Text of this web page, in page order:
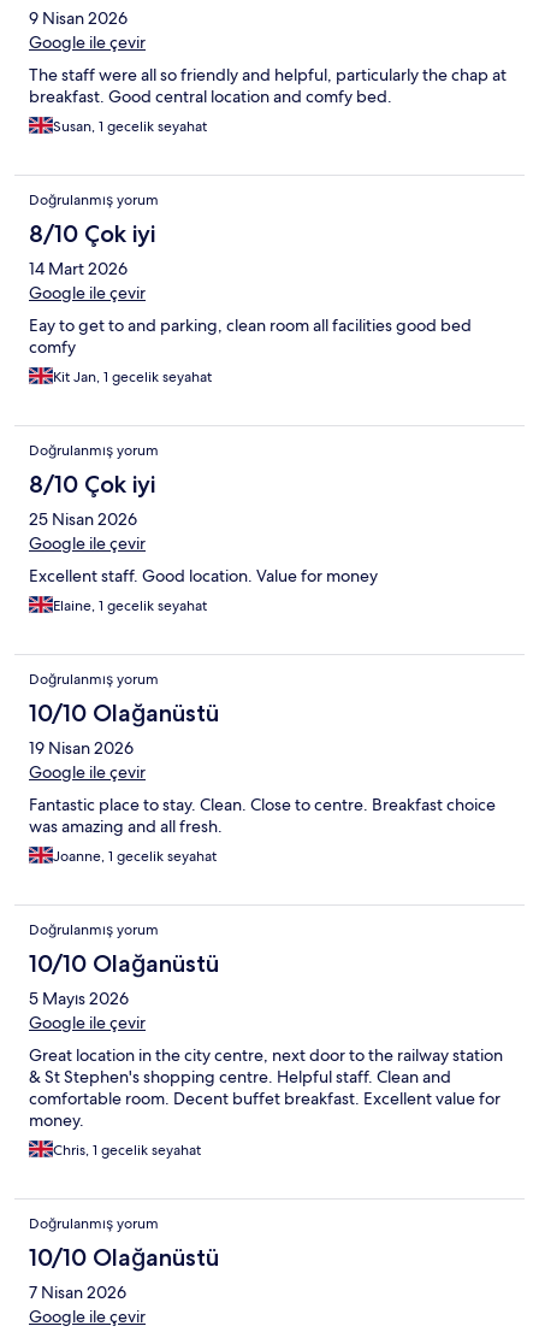
9 Nisan 2026
Google ile çevir
The staff were all so friendly and helpful, particularly the chap at
breakfast. Good central location and comfy bed.
Susan, 1 gecelik seyahat
Doğrulanmış yorum
8/10 Çok iyi
14 Mart 2026
Google ile çevir
Eay to get to and parking, clean room all facilities good bed
comfy
Kit Jan, 1 gecelik seyahat
Doğrulanmış yorum
8/10 Çok iyi
25 Nisan 2026
Google ile çevir
Excellent staff. Good location. Value for money
Elaine, 1 gecelik seyahat
Doğrulanmış yorum
10/10 Olağanüstü
19 Nisan 2026
Google ile çevir
Fantastic place to stay. Clean. Close to centre. Breakfast choice
was amazing and all fresh.
Joanne, 1 gecelik seyahat
Doğrulanmış yorum
10/10 Olağanüstü
5 Mayıs 2026
Google ile çevir
Great location in the city centre, next door to the railway station
& St Stephen's shopping centre. Helpful staff. Clean and
comfortable room. Decent buffet breakfast. Excellent value for
money.
Chris, 1 gecelik seyahat
Doğrulanmış yorum
10/10 Olağanüstü
7 Nisan 2026
Google ile çevir